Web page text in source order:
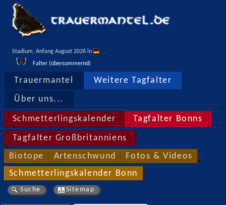
Stadium, Anfang August 2026 in
Falter (übersommernd)
Trauermantel Weitere Tagfalter
Über uns...
Schmetterlingskalender Tagfalter Bonns
Tagfalter Großbritanniens
Biotope Artenschwund Fotos & Videos
Schmetterlingskalender Bonn
Suche Sitemap